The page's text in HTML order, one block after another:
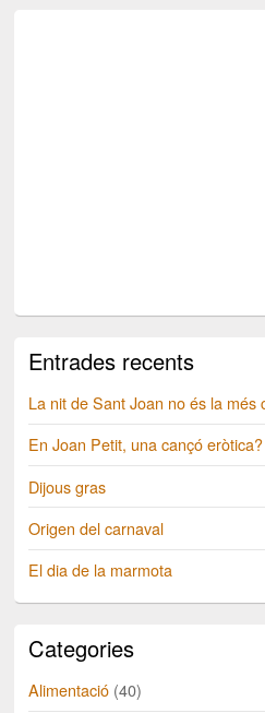
Entrades recents
La nit de Sant Joan no és la més
En Joan Petit, una cançó eròtica?
Dijous gras
Origen del carnaval
El dia de la marmota
Categories
Alimentació (40)